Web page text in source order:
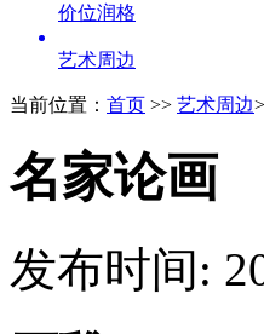
价位润格
艺术周边
当前位置： 首页 >> 艺术周边
名家论画
发布时间: